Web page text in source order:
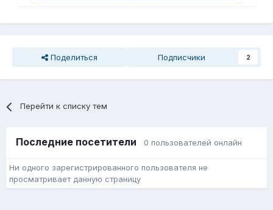
Поделиться Подписчики 2
Перейти к списку тем
Последние посетители 0 пользователей онлайн
Ни одного зарегистрированного пользователя не
просматривает данную страницу